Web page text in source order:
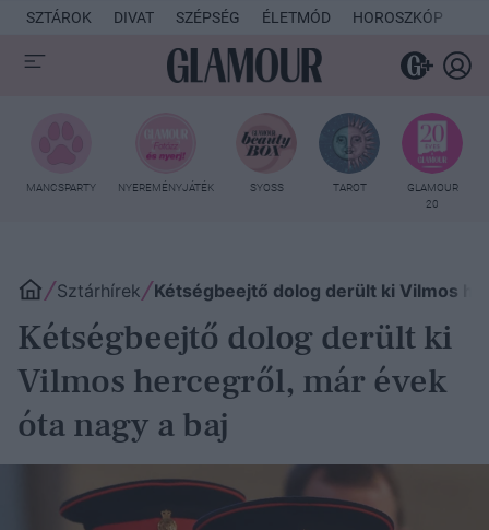
SZTÁROK DIVAT SZÉPSÉG ÉLETMÓD HOROSZKÓP
MANCSPARTY NYEREMÉNYJÁTÉK SYOSS TAROT
GLAMOUR
20
Sztárhírek Kétségbeejtő dolog derült ki Vilmos
Kétségbeejtő dolog derült ki
Vilmos hercegről, már évek
óta nagy a baj